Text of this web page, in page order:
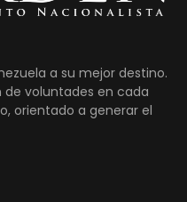
a su mejor destino.
de voluntades en cada
orientado a generar el